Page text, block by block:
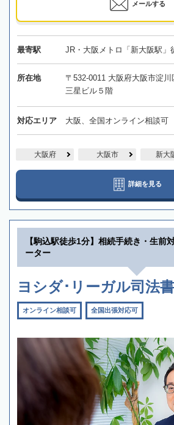
メールする
最寄駅 JR・大阪メトロ「新大阪駅」
所在地
〒532-0011 大阪府大阪市淀
三星ビル５階
対応エリア 大阪、全国オンライン相談可
大阪府 大阪市 新大
詳細を見る
【駒込駅徒歩1分】相続手続き・生前
ーター
ヨシダ･リーガル司法
オンライン相談可 全国出張対応可